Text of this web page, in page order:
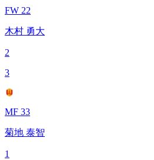
FW 22
木村 勇大
2
3
MF 33
菊地 泰智
1